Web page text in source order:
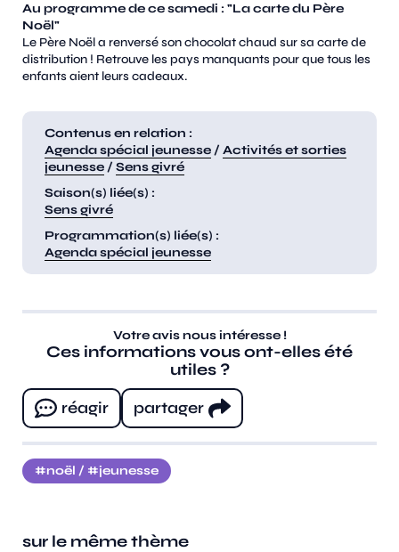
Au programme de ce samedi : "La carte du Père
Noël"
Le Père Noël a renversé son chocolat chaud sur sa carte de
distribution ! Retrouve les pays manquants pour que tous les
enfants aient leurs cadeaux.
Contenus en relation :
Agenda spécial jeunesse / Activités et sorties
jeunesse / Sens givré
Saison(s) liée(s) :
Sens givré
Programmation(s) liée(s) :
Agenda spécial jeunesse
Votre avis nous intéresse !
Ces informations vous ont-elles été
utiles ?
réagir
partager
noël / jeunesse
sur le même thème